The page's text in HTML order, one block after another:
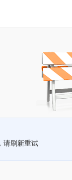
请刷新重试